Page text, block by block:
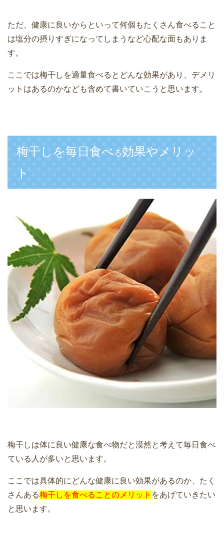
ただ、健康に良いからといって何個もたくさん食べること
は塩分の摂りすぎになってしまうなど心配な面もありま
す。
ここでは梅干しを適量食べるとどんな効果があり、デメリ
ットはあるのかなども含めて書いていこうと思います。
梅干しを毎日食べる効果やメリッ
ト
梅干しは体に良い健康な食べ物だと漠然と考えて毎日食べ
ている人が多いと思います。
ここでは具体的にどんな健康に良い効果があるのか、たく
さんある梅干しを食べることのメリット をあげていきたい
と思います。